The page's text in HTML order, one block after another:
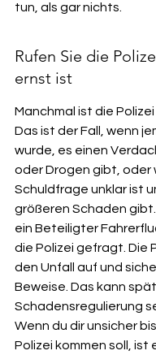
tun, als gar nichts.
Rufen Sie die
ernst ist
Manchmal ist die Polizei
Das ist der Fall, wenn
wurde, es einen
oder Drogen gibt, oder
Schuldfrage unklar ist
größeren Schaden
ein Beteiligter
die Polizei gefragt. Die
den Unfall auf und
Beweise. Das kann
Schadensregulierung
Wenn du dir unsicher
Polizei kommen soll, ist